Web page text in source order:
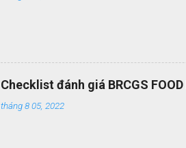
Checklist đánh giá BRCGS
tháng 8 05, 2022